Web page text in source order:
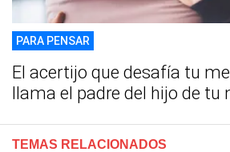
PARA PENSAR
El acertijo que desafía tu
llama el padre del hijo de tu
TEMAS RELACIONADOS